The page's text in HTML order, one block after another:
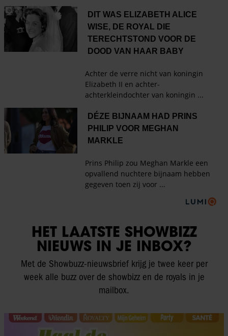
HET LAATSTE SHOWBIZZ
NIEUWS IN JE INBOX?
Met de Showbuzz-nieuwsbrief krijg je twee keer per
week alle buzz over de showbizz en de royals in je
mailbox.